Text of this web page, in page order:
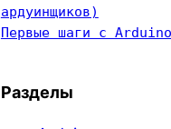
ардуинщиков)
Первые шаги с Arduino
Разделы